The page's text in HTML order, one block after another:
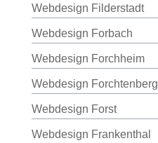
Webdesign Filderstadt
Webdesign Forbach
Webdesign Forchheim
Webdesign Forchtenberg
Webdesign Forst
Webdesign Frankenthal